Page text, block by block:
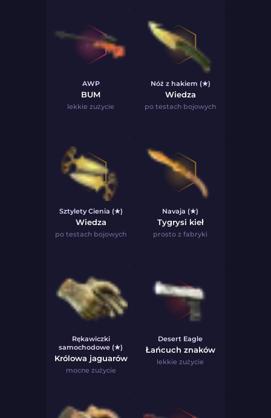
AWP
BUM
lekkie zużycie
Nóż z hakiem (★)
Wiedza
po testach bojowych
Sztylety Cienia (★)
Wiedza
po testach bojowych
Navaja (★)
Tygrysi kieł
prosto z fabryki
Rękawiczki
samochodowe (★)
Królowa jaguarów
mocne zużycie
Desert Eagle
Łańcuch znaków
lekkie zużycie